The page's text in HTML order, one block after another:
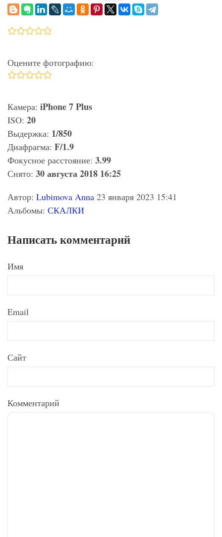
Оцените фотографию:
Камера: iPhone 7 Plus
ISO: 20
Выдержка: 1/850
Диафрагма: F/1.9
Фокусное расстояние: 3.99
Снято: 30 августа 2018 16:25
Автор: Lubimova Anna 23 января 2023 15:41
Альбомы: СКАЛКИ
Написать комментарий
Имя
Email
Сайт
Комментарий